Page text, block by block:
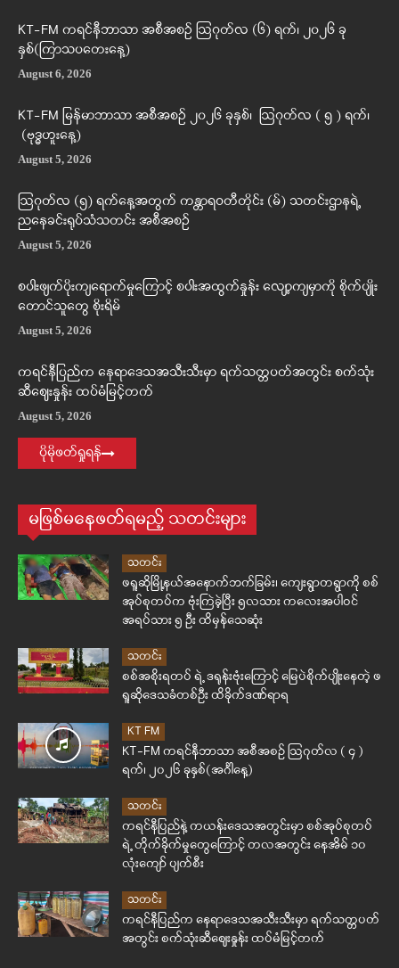
KT-FM ကရင်နီဘာသာ အစီအစဉ် ဩဂုတ်လ (၆) ရက်၊ ၂၀၂၆ ခု
နှစ်(ကြာသပတေးနေ့)
August 6, 2026
KT-FM မြန်မာဘာသာ အစီအစဉ် ၂၀၂၆ ခုနှစ်၊ ဩဂုတ်လ ( ၅ ) ရက်၊
(ဗုဒ္ဓဟူးနေ့)
August 5, 2026
ဩဂုတ်လ (၅) ရက်နေ့အတွက် ကန္တာရဝတီတိုင်း (မ်) သတင်းဌာနရဲ့
ညနေခင်းရုပ်သံသတင်း အစီအစဉ်
August 5, 2026
စပါးဖျက်ပိုးကျရောက်မှုကြောင့် စပါးအထွက်နှုန်း လျော့ကျမှာကို စိုက်ပျိုး
တောင်သူတွေ စိုးရိမ်
August 5, 2026
ကရင်နီပြည်က နေရာဒေသအသီးသီးမှာ ရက်သတ္တပတ်အတွင်း စက်သုံး
ဆီဈေးနှုန်း ထပ်မံမြင့်တက်
August 5, 2026
ပိုမိုဖတ်ရှုရန်
မဖြစ်မနေဖတ်ရမည့် သတင်းများ
သတင်း
ဖရူဆိုမြို့နယ်အနောက်ဘက်ခြမ်း၊ ကျေးရွာတရွာကို စစ်
အုပ်စုတပ်က ဗုံးကြဲခဲ့ပြီး ၅လသား ကလေးအပါဝင်
အရပ်သား ၅ ဦး ထိမှန်သေဆုံး
သတင်း
စစ်အစိုးရတပ် ရဲ့ ဒရုန်းဗုံးကြောင့် မြေပဲစိုက်ပျိုးနေတဲ့ ဖ
ရူဆိုဒေသခံတစ်ဦး ထိခိုက်ဒဏ်ရာရ
KT FM
KT-FM ကရင်နီဘာသာ အစီအစဉ် ဩဂုတ်လ ( ၄ )
ရက်၊ ၂၀၂၆ ခုနှစ်(အင်္ဂါနေ့)
သတင်း
ကရင်နီပြည်နဲ့ ကယန်းဒေသအတွင်းမှာ စစ်အုပ်စုတပ်
ရဲ့ တိုက်ခိုက်မှုတွေကြောင့် တလအတွင်း နေအိမ် ၁၀
လုံးကျော် ပျက်စီး
သတင်း
ကရင်နီပြည်က နေရာဒေသအသီးသီးမှာ ရက်သတ္တပတ်
အတွင်း စက်သုံးဆီဈေးနှုန်း ထပ်မံမြင့်တက်